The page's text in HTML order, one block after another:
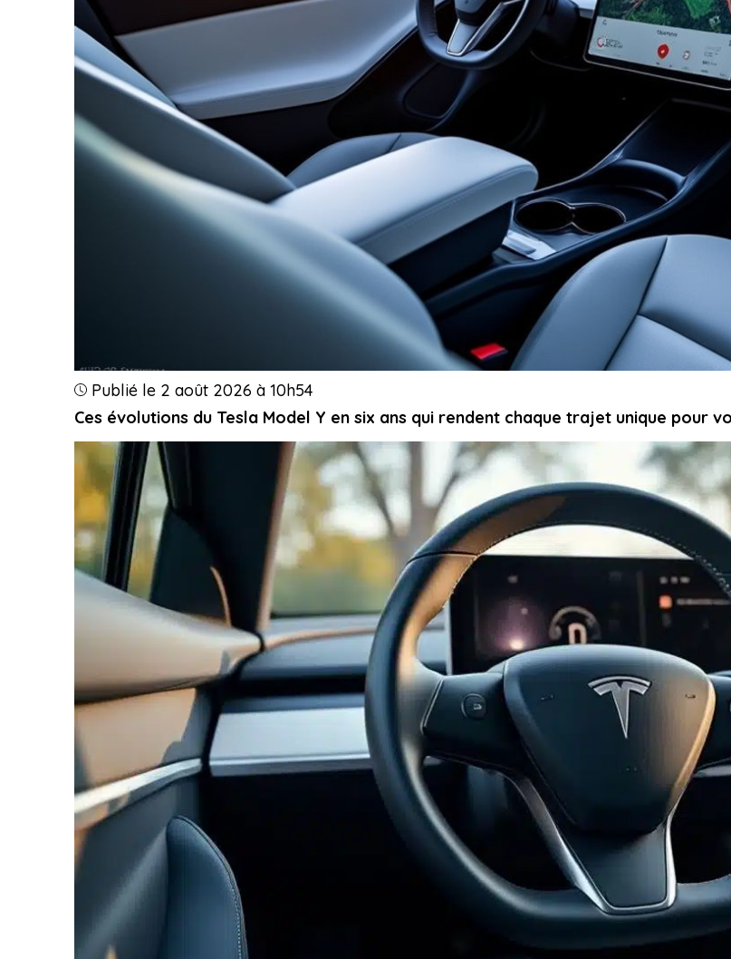
Ces évolutions du Tesla Model Y en six ans qui rendent chaque trajet unique pour
Publié le 2 août 2026 à 10h54